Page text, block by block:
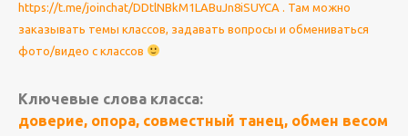
https://t.me/joinchat/DDtlNBkM1LABuJn8iSUYCA . Там можно
заказывать темы классов, задавать вопросы и обмениваться
фото/видео с классов
Ключевые слова класса:
доверие, опора, совместный танец, обмен весом